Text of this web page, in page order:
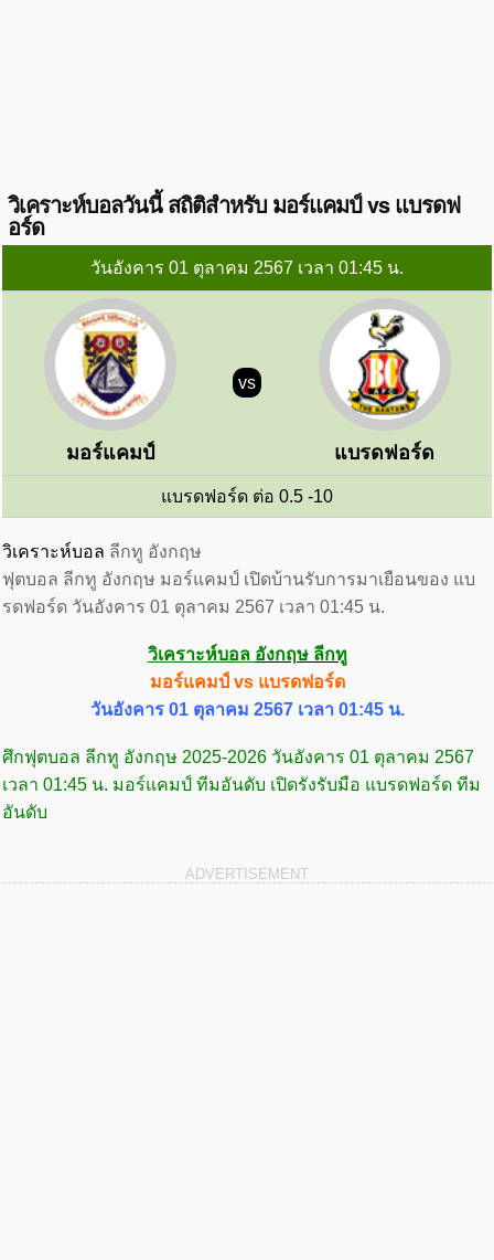
วิเคราะห์บอลวันนี้ สถิติสำหรับ มอร์แคมป์ vs แบรดฟ
อร์ด
วันอังคาร 01 ตุลาคม 2567 เวลา 01:45 น.
มอร์แคมป์
vs
แบรดฟอร์ด
แบรดฟอร์ด ต่อ 0.5 -10
วิเคราะห์บอล ลีกทู อังกฤษ
ฟุตบอล ลีกทู อังกฤษ มอร์แคมป์ เปิดบ้านรับการมาเยือนของ แบ
รดฟอร์ด วันอังคาร 01 ตุลาคม 2567 เวลา 01:45 น.
วิเคราะห์บอล อังกฤษ ลีกทู
มอร์แคมป์ vs แบรดฟอร์ด
วันอังคาร 01 ตุลาคม 2567 เวลา 01:45 น.
ศึกฟุตบอล ลีกทู อังกฤษ 2025-2026 วันอังคาร 01 ตุลาคม 2567
เวลา 01:45 น. มอร์แคมป์ ทีมอันดับ เปิดรังรับมือ แบรดฟอร์ด ทีม
อันดับ
ADVERTISEMENT